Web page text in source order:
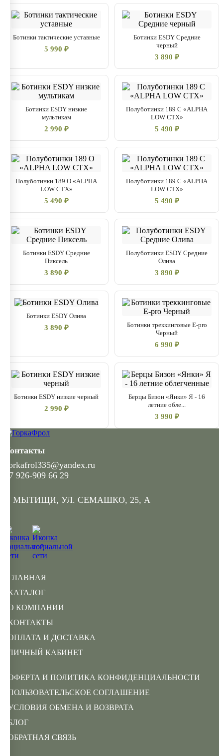
Ботинки тактические уставные
5 990 ₽
Ботинки ESDY Средние
черный
3 890 ₽
Ботинки ESDY низкие
мультикам
2 990 ₽
Полуботинки 189 С «ALPHA
LOW CTX»
5 490 ₽
Полуботинки 189 О «ALPHA
LOW CTX»
5 490 ₽
Полуботинки 189 С «ALPHA
LOW CTX»
5 490 ₽
Ботинки ESDY Средние
Пиксель
3 890 ₽
Полуботинки ESDY Средние
Олива
3 890 ₽
Ботинки ESDY Олива
3 890 ₽
Ботинки треккинговые E-pro
Черный
6 990 ₽
Ботинки ESDY низкие черный
2 990 ₽
Берцы Бизон «Янки» Я - 16
летние обле...
3 990 ₽
ГЛАВНАЯ
КАТАЛОГ
О КОМПАНИИ
КОНТАКТЫ
ОПЛАТА И ДОСТАВКА
ЛИЧНЫЙ КАБИНЕТ
ОФЕРТА И ПОЛИТИКА КОНФИДЕНЦИАЛЬНОСТИ
ПОЛЬЗОВАТЕЛЬСКОЕ СОГЛАШЕНИЕ
УСЛОВИЯ ОБМЕНА И ВОЗВРАТА
БЛОГ
ОБРАТНАЯ СВЯЗЬ
Контакты
gorkafrol335@yandex.ru
+7 926-909 66 29
Г. МЫТИЩИ, УЛ. СЕМАШКО, 25, А